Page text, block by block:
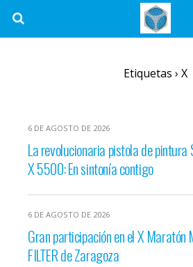
Etiquetas › X
6 DE AGOSTO DE 2026
La revolucionaria pistola de pintura
X 5500: En sintonía contigo
6 DE AGOSTO DE 2026
Gran participación en el X Maratón
FILTER de Zaragoza